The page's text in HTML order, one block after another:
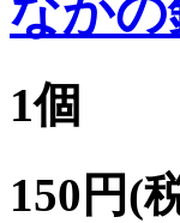
なか
1個
150円(